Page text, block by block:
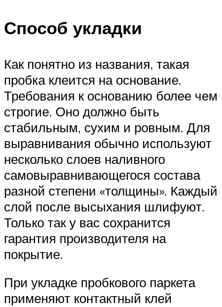
Способ укладки
Как понятно из названия, такая
пробка клеится на основание.
Требования к основанию более чем
строгие. Оно должно быть
стабильным, сухим и ровным. Для
выравнивания обычно используют
несколько слоев наливного
самовыравнивающегося состава
разной степени «толщины». Каждый
слой после высыхания шлифуют.
Только так у вас сохранится
гарантия производителя на
покрытие.
При укладке пробкового паркета
применяют контактный клей